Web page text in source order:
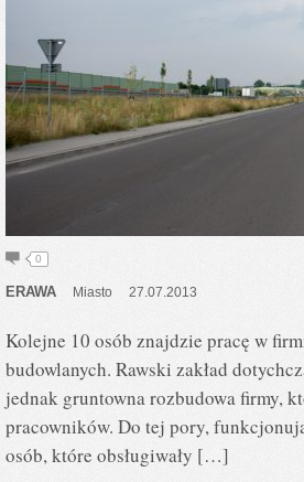
0
ERAWA Miasto 27.07.2013
Kolejne 10 osób znajdzie pracę w
budowlanych. Rawski zakład
jednak gruntowna rozbudowa firmy,
pracowników. Do tej pory,
osób, które obsługiwały […]